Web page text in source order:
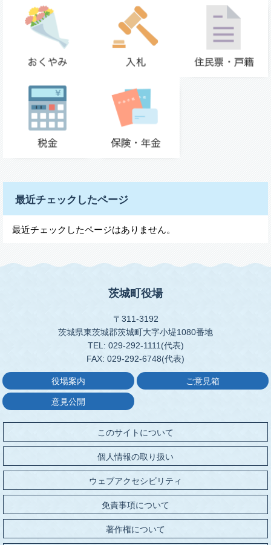
最近チェックしたページ
最近チェックしたページはありません。
茨城町役場
〒311-3192
茨城県東茨城郡茨城町大字小堤1080番地
TEL: 029-292-1111(代表)
FAX: 029-292-6748(代表)
役場案内 ご意見箱
意見公開
このサイトについて
個人情報の取り扱い
ウェブアクセシビリティ
免責事項について
著作権について